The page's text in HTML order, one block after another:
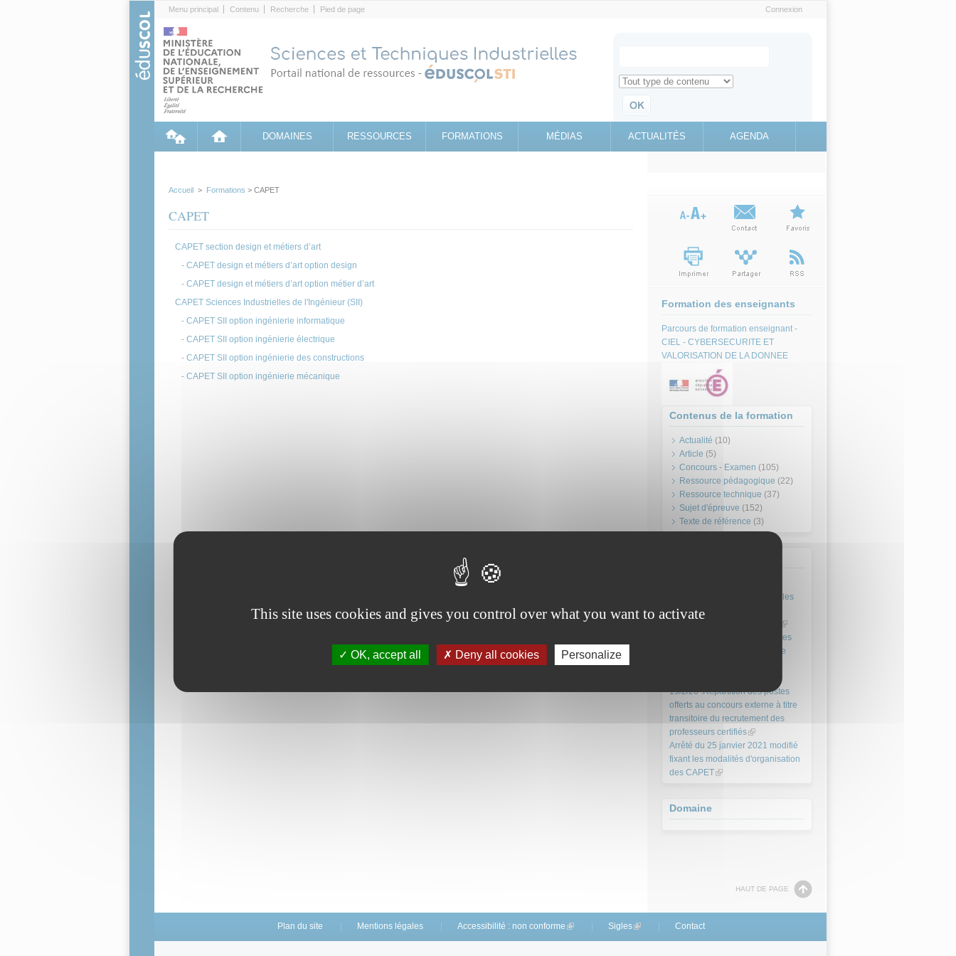
Menu principal Contenu Recherche Pied de page Connexion
Search for
Retrouvez toute l'information sur le site education.gouv.fr
DOMAINES RESSOURCES FORMATIONS MÉDIAS ACTUALITÉS AGENDA
Accueil > Formations > CAPET
CAPET
CAPET section design et métiers d’art
- CAPET design et métiers d’art option design
- CAPET design et métiers d’art option métier d’art
CAPET Sciences Industrielles de l'Ingénieur (SII)
- CAPET SII option ingénierie informatique
- CAPET SII option ingénierie électrique
- CAPET SII option ingénierie des constructions
- CAPET SII option ingénierie mécanique
Formation des enseignants
Parcours de formation enseignant -
CIEL - CYBERSECURITE ET
VALORISATION DE LA DONNEE
Contenus de la formation
Actualité (10)
Article (5)
Concours - Examen (105)
Ressource pédagogique (22)
Ressource technique (37)
Sujet d'épreuve (152)
Texte de référence (3)
Arrêté du 17 avril 2025 fixant les
modalités d'organisation du
(link is
external)
19/2/26 : Répartition des postes
offerts au concours externe de
19/2/26 :Répartition des postes
offerts au concours externe à titre
transitoire du recrutement des
professeurs certifiés(link is external)
Arrêté du 25 janvier 2021 modifié
fixant les modalités d'organisation
des CAPET(link is external)
Domaine
HAUT DE PAGE
Plan du site Mentions légales Accessibilité : non conforme (link is external)
Sigles(link is external)
Contact
This site uses cookies and gives you control over what you want to activate
OK, accept all Deny all cookies Personalize